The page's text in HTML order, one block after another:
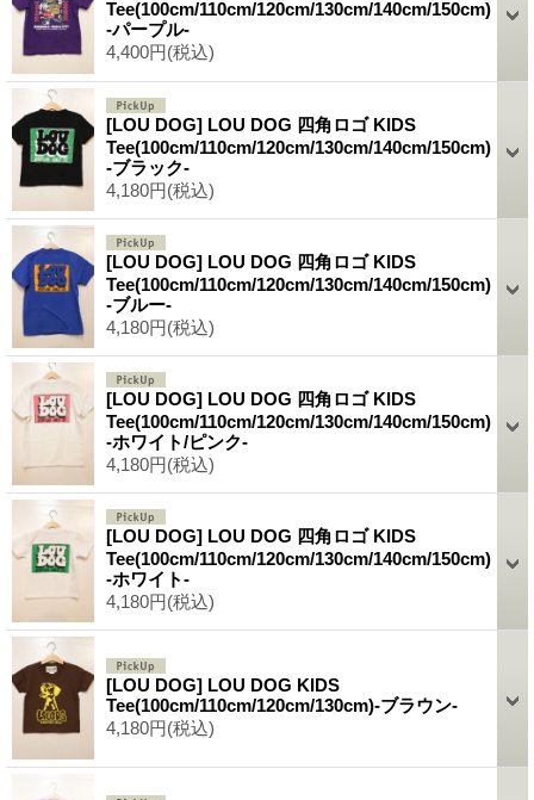
Tee(100cm/110cm/120cm/130cm/140cm/150cm)
-パープル-
4,400円(税込)
[LOU DOG] LOU DOG 四角ロゴ KIDS
Tee(100cm/110cm/120cm/130cm/140cm/150cm)
-ブラック-
4,180円(税込)
[LOU DOG] LOU DOG 四角ロゴ KIDS
Tee(100cm/110cm/120cm/130cm/140cm/150cm)
-ブルー-
4,180円(税込)
[LOU DOG] LOU DOG 四角ロゴ KIDS
Tee(100cm/110cm/120cm/130cm/140cm/150cm)
-ホワイト/ピンク-
4,180円(税込)
[LOU DOG] LOU DOG 四角ロゴ KIDS
Tee(100cm/110cm/120cm/130cm/140cm/150cm)
-ホワイト-
4,180円(税込)
[LOU DOG] LOU DOG KIDS
Tee(100cm/110cm/120cm/130cm)-ブラウン-
4,180円(税込)